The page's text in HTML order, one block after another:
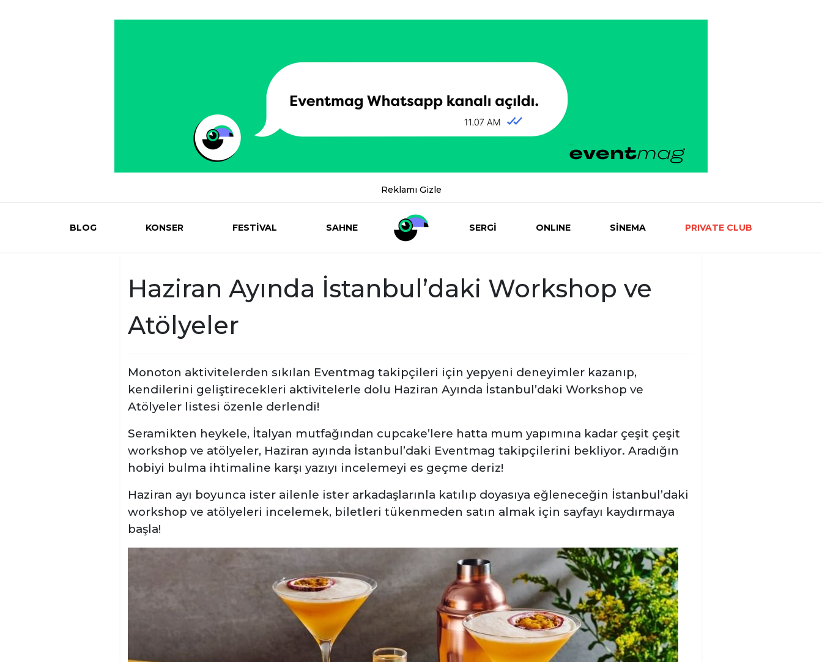
Reklamı Gizle
Eventmag
BLOG KONSER FESTİVAL SAHNE SERGİ ONLINE SİNEMA PRIVATE CLUB
Haziran Ayında İstanbul’daki Workshop ve
Atölyeler
Monoton aktivitelerden sıkılan Eventmag takipçileri için yepyeni deneyimler kazanıp,
kendilerini geliştirecekleri aktivitelerle dolu Haziran Ayında İstanbul’daki Workshop ve
Atölyeler listesi özenle derlendi!
Seramikten heykele, İtalyan mutfağından cupcake’lere hatta mum yapımına kadar çeşit çeşit
workshop ve atölyeler, Haziran ayında İstanbul’daki Eventmag takipçilerini bekliyor. Aradığın
hobiyi bulma ihtimaline karşı yazıyı incelemeyi es geçme deriz!
Haziran ayı boyunca ister ailenle ister arkadaşlarınla katılıp doyasıya eğleneceğin İstanbul’daki
workshop ve atölyeleri incelemek, biletleri tükenmeden satın almak için sayfayı kaydırmaya
başla!